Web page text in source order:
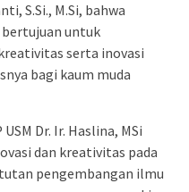
S.Si., M.Si, bahwa
untuk
serta inovasi
bagi kaum muda
Dr. Ir. Haslina, MSi
dan kreativitas pada
pengembangan ilmu